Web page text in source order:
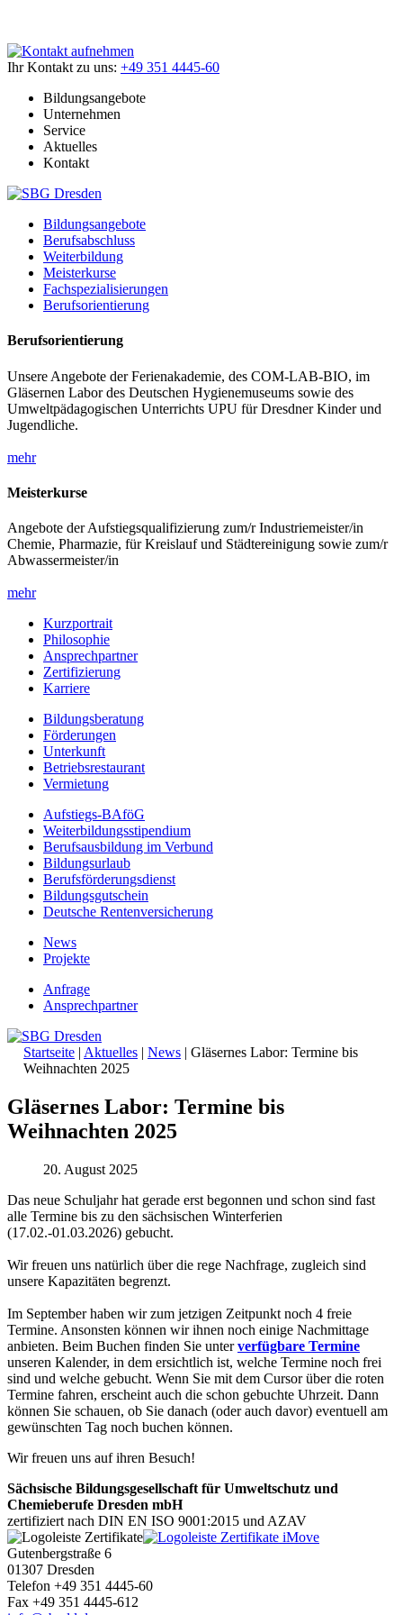
Ihr Kontakt zu uns: +49 351 4445-60
Bildungsangebote
Unternehmen
Service
Aktuelles
Kontakt
Bildungsangebote
Berufsabschluss
Weiterbildung
Meisterkurse
Fachspezialisierungen
Berufsorientierung
Berufsorientierung
Unsere Angebote der Ferienakademie, des COM-LAB-BIO, im
Gläsernen Labor des Deutschen Hygienemuseums sowie des
Umweltpädagogischen Unterrichts UPU für Dresdner Kinder und
Jugendliche.
mehr
Meisterkurse
Angebote der Aufstiegsqualifizierung zum/r Industriemeister/in
Chemie, Pharmazie, für Kreislauf und Städtereinigung sowie zum/r
Abwassermeister/in
mehr
Kurzportrait
Philosophie
Ansprechpartner
Zertifizierung
Karriere
Bildungsberatung
Förderungen
Unterkunft
Betriebsrestaurant
Vermietung
Aufstiegs-BAföG
Weiterbildungsstipendium
Berufsausbildung im Verbund
Bildungsurlaub
Berufsförderungsdienst
Bildungsgutschein
Deutsche Rentenversicherung
News
Projekte
Anfrage
Ansprechpartner
Startseite | Aktuelles | News | Gläsernes Labor: Termine bis
Weihnachten 2025
Gläsernes Labor: Termine bis
Weihnachten 2025
20. August 2025
Das neue Schuljahr hat gerade erst begonnen und schon sind fast
alle Termine bis zu den sächsischen Winterferien
(17.02.-01.03.2026) gebucht.
Wir freuen uns natürlich über die rege Nachfrage, zugleich sind
unsere Kapazitäten begrenzt.
Im September haben wir zum jetzigen Zeitpunkt noch 4 freie
Termine. Ansonsten können wir ihnen noch einige Nachmittage
anbieten. Beim Buchen finden Sie unterverfügbare Termine
unseren Kalender, in dem ersichtlich ist, welche Termine noch frei
sind und welche gebucht. Wenn Sie mit dem Cursor über die roten
Termine fahren, erscheint auch die schon gebuchte Uhrzeit. Dann
können Sie schauen, ob Sie danach (oder auch davor) eventuell am
gewünschten Tag noch buchen können.
Wir freuen uns auf ihren Besuch!
Sächsische Bildungsgesellschaft für Umweltschutz und
Chemieberufe Dresden mbH
zertifiziert nach DIN EN ISO 9001:2015 und AZAV
Gutenbergstraße 6
01307 Dresden
Telefon +49 351 4445-60
Fax +49 351 4445-612